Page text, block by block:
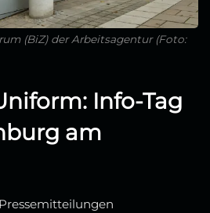
(BiZ) der Arbeitsagentur (Foto:
Info‑Tag
am
Pressemitteilungen